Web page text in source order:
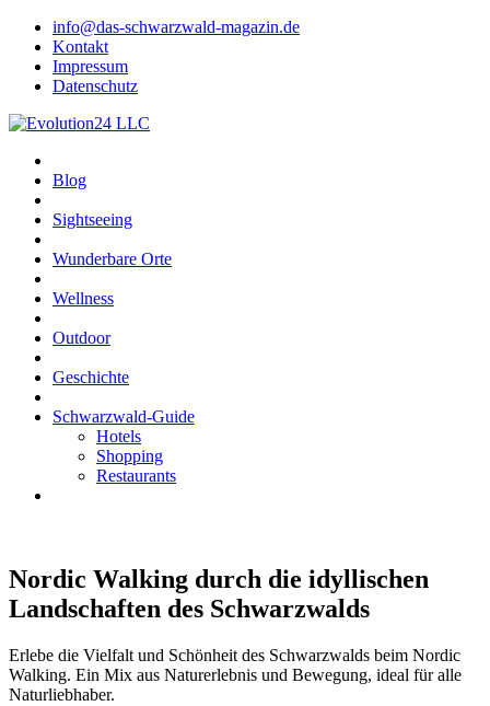
info@das-schwarzwald-magazin.de
Kontakt
Impressum
Datenschutz
Blog
Sightseeing
Wunderbare Orte
Wellness
Outdoor
Geschichte
Schwarzwald-Guide
Hotels
Shopping
Restaurants
Nordic Walking durch die idyllischen
Landschaften des Schwarzwalds
Erlebe die Vielfalt und Schönheit des Schwarzwalds beim Nordic
Walking. Ein Mix aus Naturerlebnis und Bewegung, ideal für alle
Naturliebhaber.